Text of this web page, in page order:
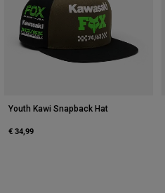
Youth Kawi Snapback Hat
€ 34,99